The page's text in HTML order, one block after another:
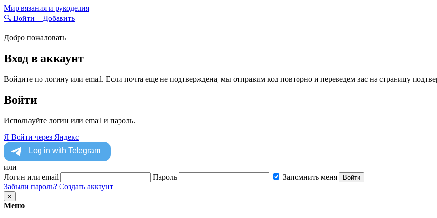
Skip
to
Мир вязания и рукоделия
🔍 Войти + Добавить
Добро пожаловать
Вход в аккаунт
Войдите по логину или email. Если почта еще не подтверждена, мы отправим код повторно и переведем вас на страницу
Войти
Используйте логин или email и пароль.
Я Войти через Яндекс
или
Логин или email
Пароль Запомнить меня Войти
Забыли пароль? Создать аккаунт
×
Меню